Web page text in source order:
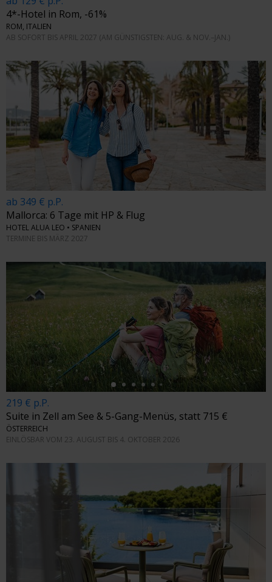
4*-Hotel in Rom, -61%
ROM, ITALIEN
AB SOFORT BIS APRIL 2027 (AM GÜNSTIGSTEN: AUG. & NOV.–JAN.)
ab 349 € p.P.
Mallorca: 6 Tage mit HP & Flug
HOTEL ALUA LEO • SPANIEN
TERMINE BIS MÄRZ 2027
←
219 € p.P.
Suite in Zell am See & 5-Gang-Menüs, statt 715 €
ÖSTERREICH
EINLÖSBAR VOM 23. AUGUST BIS 4. OKTOBER 2026